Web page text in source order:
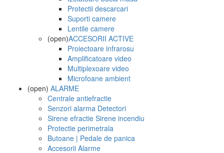
Protectii descarcari
Suporti camere
Lentile camere
(open)ACCESORII ACTIVE
Proiectoare infrarosu
Amplificatoare video
Multiplexoare video
Microfoane ambient
(open) ALARME
Centrale antiefractie
Senzori alarma Detectori
Sirene efractie Sirene incendiu
Protectie perimetrala
Butoane | Pedale de panica
Accesorii Alarme